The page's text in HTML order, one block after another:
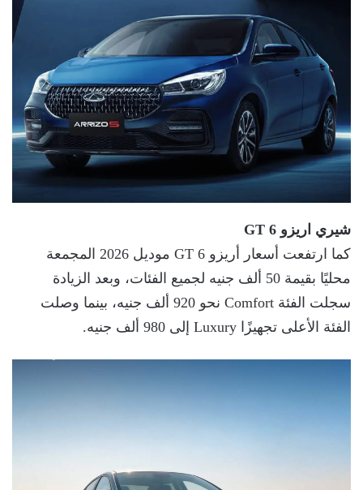
شيري اريزو 6 GT
كما ارتفعت أسعار أريزو 6 GT موديل 2026 المجمعة
محليًا بقيمة 50 ألف جنيه لجميع الفئات، وبعد الزيادة
سجلت الفئة Comfort نحو 920 ألف جنيه، بينما وصلت
الفئة الأعلى تجهيزًا Luxury إلى 980 ألف جنيه.